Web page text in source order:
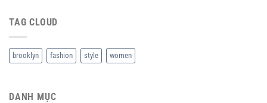
TAG CLOUD
brooklyn fashion style women
DANH MỤC